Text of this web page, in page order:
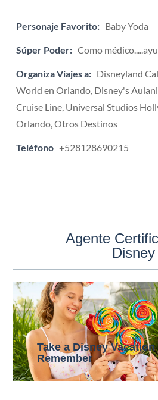
Personaje Favorito: Baby Yoda
Súper Poder: Como
Organiza Viajes a: Disneyland
World en Orlando, Disney's
Cruise Line, Universal Studios
Orlando, Otros Destinos
Teléfono +528128690215